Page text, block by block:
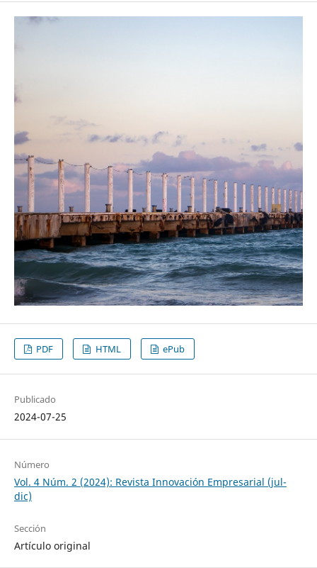
PDF HTML ePub
Publicado
2024-07-25
Número
Vol. 4 Núm. 2 (2024): Revista Innovación Empresarial (jul-
dic)
Sección
Artículo original